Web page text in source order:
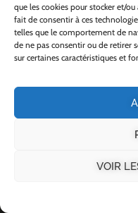
que les cookies pour stocker et/
fait de consentir à ces
telles que le comportement de
de ne pas consentir ou de retirer
sur certaines caractéristiques et
VOIR
Une prise de
lien qui se
notre DJ. De
plus jour de
fait partie de
pouvons que